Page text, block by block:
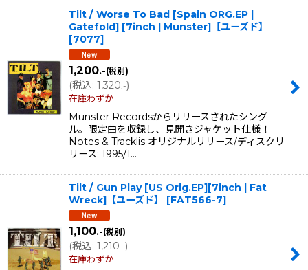
Tilt / Worse To Bad [Spain ORG.EP |
Gatefold] [7inch | Munster]【ユーズド】
[7077]
1,200.-(税別)
(税込: 1,320.-)
在庫わずか
Munster Recordsからリリースされたシング
ル。限定曲を収録し、見開きジャケット仕様！
Notes & Tracklis オリジナルリリース/ディスクリ
リース: 1995/1…
Tilt / Gun Play [US Orig.EP][7inch | Fat
Wreck]【ユーズド】
[FAT566-7]
1,100.-(税別)
(税込: 1,210 .-)
在庫わずか